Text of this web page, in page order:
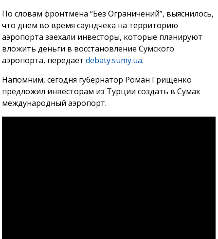
По словам фронтмена “Без Ограничений”, выяснилось,
что днем ​​во время саундчека на территорию
аэропорта заехали инвесторы, которые планируют
вложить деньги в восстановление Сумского
аэропорта, передаетdebaty.sumy.ua.
Напомним, сегодня губернатор Роман Грищенко
предложил инвесторам из Турции создать в Сумах
международный аэропорт.